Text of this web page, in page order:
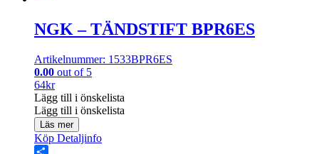
NGK – TÄNDSTIFT BPR6ES
Artikelnummer: 1533BPR6ES
0.00 out of 5
64kr
Lägg till i önskelista
Lägg till i önskelista
Läs mer
Köp Detaljinfo